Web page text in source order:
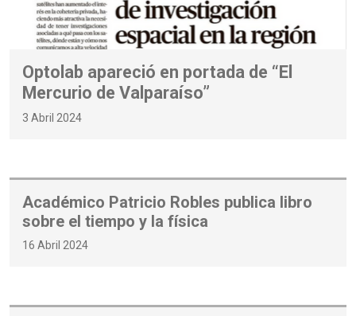
Optolab apareció en portada de “El
Mercurio de Valparaíso”
3 Abril 2024
Académico Patricio Robles publica libro
sobre el tiempo y la física
16 Abril 2024